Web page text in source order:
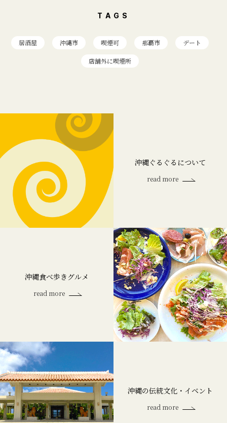
TAGS
居酒屋 沖縄市 喫煙可 那覇市 デート
店舗外に喫煙所
沖縄ぐるぐるについて
read more
沖縄食べ歩きグルメ
read more
沖縄の伝統文化・イベント
read more